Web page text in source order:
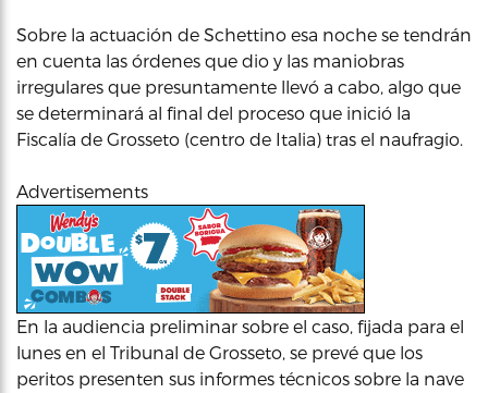
Sobre la actuación de Schettino esa noche se tendrán
en cuenta las órdenes que dio y las maniobras
irregulares que presuntamente llevó a cabo, algo que
se determinará al final del proceso que inició la
Fiscalía de Grosseto (centro de Italia) tras el naufragio.
Advertisements
En la audiencia preliminar sobre el caso, fijada para el
lunes en el Tribunal de Grosseto, se prevé que los
peritos presenten sus informes técnicos sobre la nave